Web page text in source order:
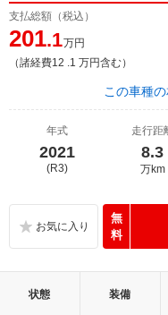
支払総額（税込）
201.1万円
（諸経費12 .1 万円含む）
この車種
年式
2021
(R3)
走行距
8.3
万km
無
料
状態 装備